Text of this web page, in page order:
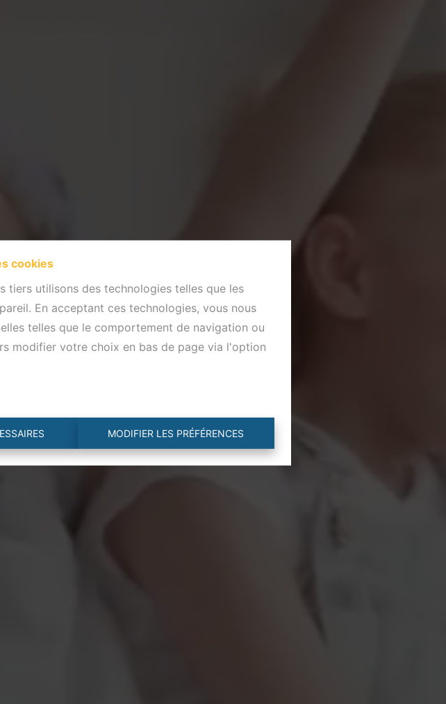
cookies
tiers utilisons des technologies telles que les
En acceptant ces technologies, vous nous
telles que le comportement de navigation ou
modifier votre choix en bas de page via l'option
MODIFIER LES PRÉFÉRENCES